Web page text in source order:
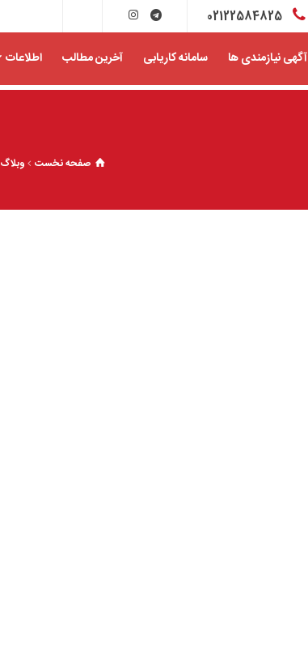
02122584825
آگهی نیازمندی ها سامانه کاریابی آخرین مطالب اطلاعات
صفحه نخست وبلاگ